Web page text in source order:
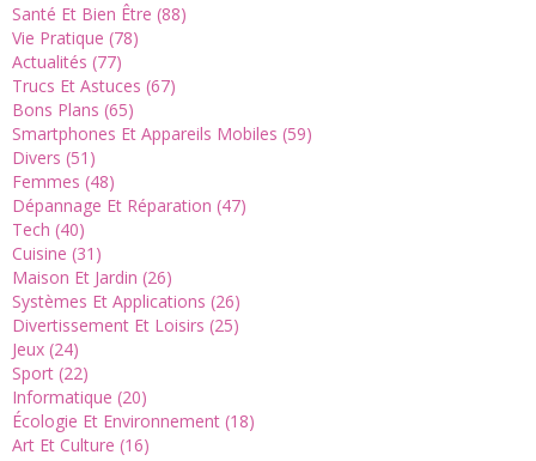
Santé Et Bien Être (88)
Vie Pratique (78)
Actualités (77)
Trucs Et Astuces (67)
Bons Plans (65)
Smartphones Et Appareils Mobiles (59)
Divers (51)
Femmes (48)
Dépannage Et Réparation (47)
Tech (40)
Cuisine (31)
Maison Et Jardin (26)
Systèmes Et Applications (26)
Divertissement Et Loisirs (25)
Jeux (24)
Sport (22)
Informatique (20)
Écologie Et Environnement (18)
Art Et Culture (16)